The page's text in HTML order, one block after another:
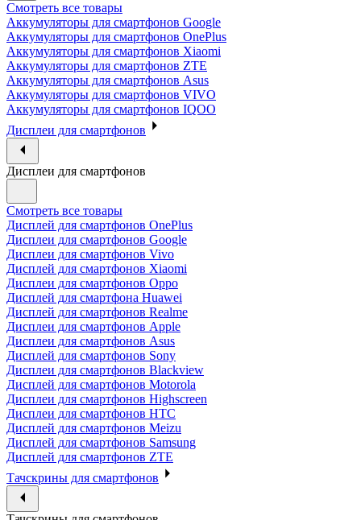
Смотреть все товары
Аккумуляторы для смартфонов Google
Аккумуляторы для смартфонов OnePlus
Аккумуляторы для смартфонов Xiaomi
Аккумуляторы для смартфонов ZTE
Аккумуляторы для cмартфонов Asus
Аккумуляторы для смартфонов VIVO
Аккумуляторы для смартфонов IQOO
Дисплеи для смартфонов
Дисплеи для смартфонов
Смотреть все товары
Дисплей для смартфонов OnePlus
Дисплеи для смартфонов Google
Дисплеи для смартфонов Vivo
Дисплей для смартфонов Xiaomi
Дисплеи для смартфонов Oppo
Дисплей для смартфона Huawei
Дисплей для смартфонов Realme
Дисплеи для смартфонов Apple
Дисплеи для смартфонов Asus
Дисплей для смартфонов Sony
Дисплеи для смартфонов Blackview
Дисплей для смартфонов Motorola
Дисплеи для смартфонов Highscreen
Дисплеи для смартфонов HTC
Дисплей для смартфонов Meizu
Дисплей для смартфонов Samsung
Дисплей для смартфонов ZTE
Тачскрины для смартфонов